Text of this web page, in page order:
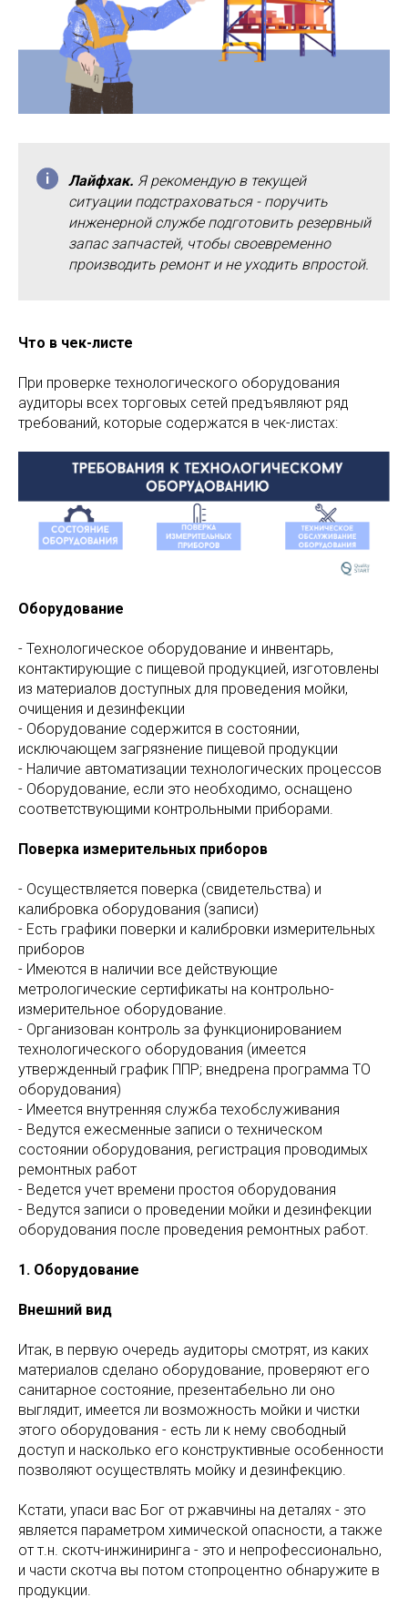
Лайфхак. Я рекомендую в текущей
ситуации подстраховаться - поручить
инженерной службе подготовить резервный
запас запчастей, чтобы своевременно
производить ремонт и не уходить впростой.
Что в чек-листе
При проверке технологического оборудования
аудиторы всех торговых сетей предъявляют ряд
требований, которые содержатся в чек-листах:
Оборудование
- Технологическое оборудование и инвентарь,
контактирующие с пищевой продукцией, изготовлены
из материалов доступных для проведения мойки,
очищения и дезинфекции
- Оборудование содержится в состоянии,
исключающем загрязнение пищевой продукции
- Наличие автоматизации технологических процессов
- Оборудование, если это необходимо, оснащено
соответствующими контрольными приборами.
Поверка измерительных приборов
- Осуществляется поверка (свидетельства) и
калибровка оборудования (записи)
- Есть графики поверки и калибровки измерительных
приборов
- Имеются в наличии все действующие
метрологические сертификаты на контрольно-
измерительное оборудование.
- Организован контроль за функционированием
технологического оборудования (имеется
утвержденный график ППР; внедрена программа ТО
оборудования)
- Имеется внутренняя служба техобслуживания
- Ведутся ежесменные записи о техническом
состоянии оборудования, регистрация проводимых
ремонтных работ
- Ведется учет времени простоя оборудования
- Ведутся записи о проведении мойки и дезинфекции
оборудования после проведения ремонтных работ.
1. Оборудование
Внешний вид
Итак, в первую очередь аудиторы смотрят, из каких
материалов сделано оборудование, проверяют его
санитарное состояние, презентабельно ли оно
выглядит, имеется ли возможность мойки и чистки
этого оборудования - есть ли к нему свободный
доступ и насколько его конструктивные особенности
позволяют осуществлять мойку и дезинфекцию.
Кстати, упаси вас Бог от ржавчины на деталях - это
является параметром химической опасности, а также
от т.н. скотч-инжиниринга - это и непрофессионально,
и части скотча вы потом стопроцентно обнаружите в
продукции.